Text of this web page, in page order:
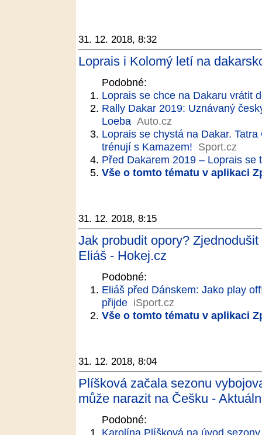
31. 12. 2018, 8:32
Loprais i Kolomý letí na
Podobné:
Loprais se chce na Dakaru vrátit
Rally Dakar 2019: Uznávaný
Loeba Auto.cz
Loprais se chystá na Dakar.
trénují s Kamazem! Sport.cz
Před Dakarem 2019 – Loprais se
Vše o tomto tématu v aplikaci
31. 12. 2018, 8:15
Jak probudit opory?
Eliáš - Hokej.cz
Podobné:
Eliáš před Dánskem: Jako play
přijde iSport.cz
Vše o tomto tématu v aplikaci
31. 12. 2018, 8:04
Plíšková začala sezonu
může narazit na Češku -
Podobné:
Karolína Plíšková na úvod